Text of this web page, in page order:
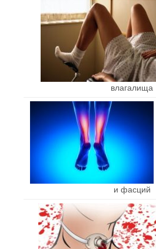
влагалища
и фасций